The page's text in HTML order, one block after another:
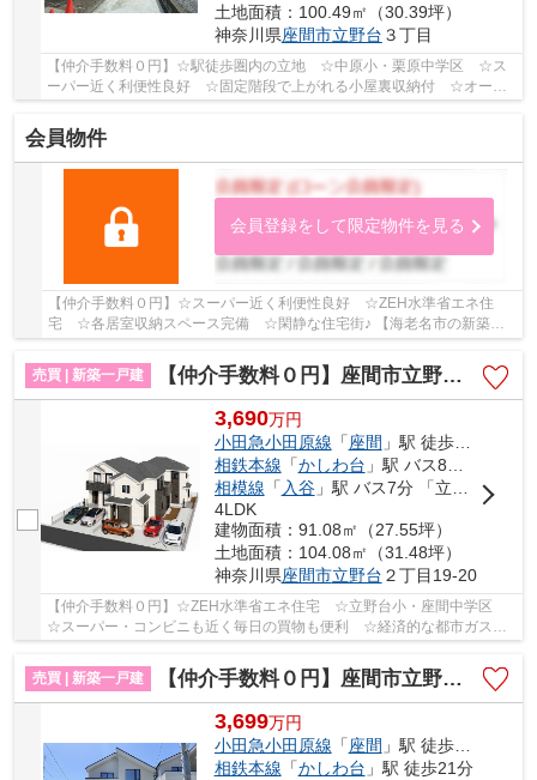
土地面積：100.49㎡（30.39坪）
神奈川県座間市立野台 ３丁目
【仲介手数料０円】☆駅徒歩圏内の立地 ☆中原小・栗原中学区 ☆ス
ーパー近く利便性良好 ☆固定階段で上がれる小屋裏収納付 ☆オール
電化の物件 ☆平坦地で暮らしやすい住環境♪ 【座間...
会員物件
会員登録をして限定物件を見る
【仲介手数料０円】☆スーパー近く利便性良好 ☆ZEH水準省エネ住
宅 ☆各居室収納スペース完備 ☆閑静な住宅街♪ 【海老名市の新築一
戸建てのことならリビングボイスにお任せください！】
売買 | 新築一戸建
【仲介手数料０円】座間市立野台2丁目 新築一戸建て C号棟 全3棟
3,690万円
小田急小田原線 「座間 」駅 徒歩14分
相鉄本線 「かしわ台 」駅 バス8分 「立野台コミュニティセンター入口」 停歩4分
相模線 「 入谷」駅 バス7分 「立野台下」 停歩3分
4LDK
建物面積：91.08㎡（27.55坪）
土地面積：104.08㎡（31.48坪）
神奈川県座間市立野台 ２丁目19-20
【仲介手数料０円】☆ZEH水準省エネ住宅 ☆立野台小・座間中学区
☆スーパー・コンビニも近く毎日の買物も便利 ☆経済的な都市ガス設
売買 | 新築一戸建
【仲介手数料０円】座間市立野台2期 新築一戸建て 2号棟 全2棟
3,699万円
小田急小田原線 「座間 」駅 徒歩20分
相鉄本線 「かしわ台 」駅 徒歩21分